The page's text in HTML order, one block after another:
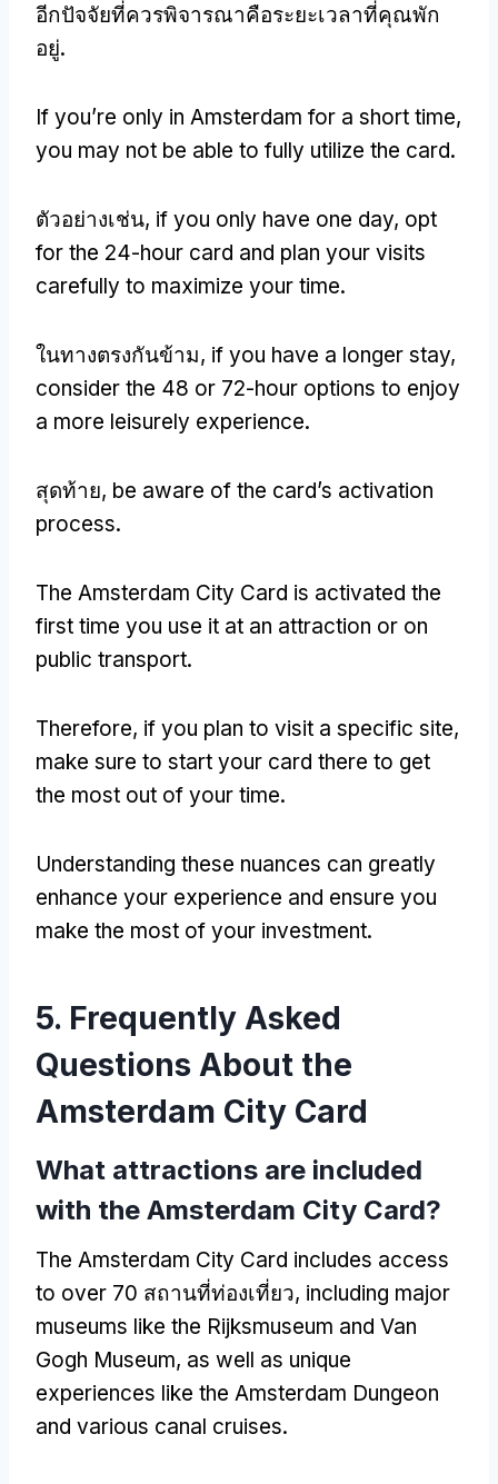
อีกปัจจัยที่ควรพิจารณาคือระยะเวลาที่คุณพัก
อยู่.
If you’re only in Amsterdam for a short time,
you may not be able to fully utilize the card.
ตัวอย่างเช่น, if you only have one day, opt
for the 24-hour card and plan your visits
carefully to maximize your time.
ในทางตรงกันข้าม, if you have a longer stay,
consider the 48 or 72-hour options to enjoy
a more leisurely experience.
สุดท้าย, be aware of the card’s activation
process.
The Amsterdam City Card is activated the
first time you use it at an attraction or on
public transport.
Therefore, if you plan to visit a specific site,
make sure to start your card there to get
the most out of your time.
Understanding these nuances can greatly
enhance your experience and ensure you
make the most of your investment.
5. Frequently Asked
Questions About the
Amsterdam City Card
What attractions are included
with the Amsterdam City Card?
The Amsterdam City Card includes access
to over 70 สถานที่ท่องเที่ยว, including major
museums like the Rijksmuseum and Van
Gogh Museum, as well as unique
experiences like the Amsterdam Dungeon
and various canal cruises.